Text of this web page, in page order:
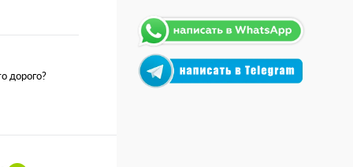
дорого?